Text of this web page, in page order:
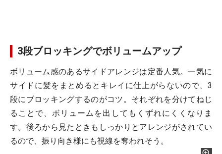
3段ブロッキングでボリュームアップ
ボリューム感のあるサイドアレンジは定番人気。一気に
サイドに髪をまとめるとキレイに仕上がらないので、3
段にブロッキングするのがコツ。それぞれを分けてねじ
ることで、ボリュームを出してもくずれにくくなりま
す。後ろから見たときもしっかりとアレンジがされてい
るので、振り向き様にも視線を奪われそう。